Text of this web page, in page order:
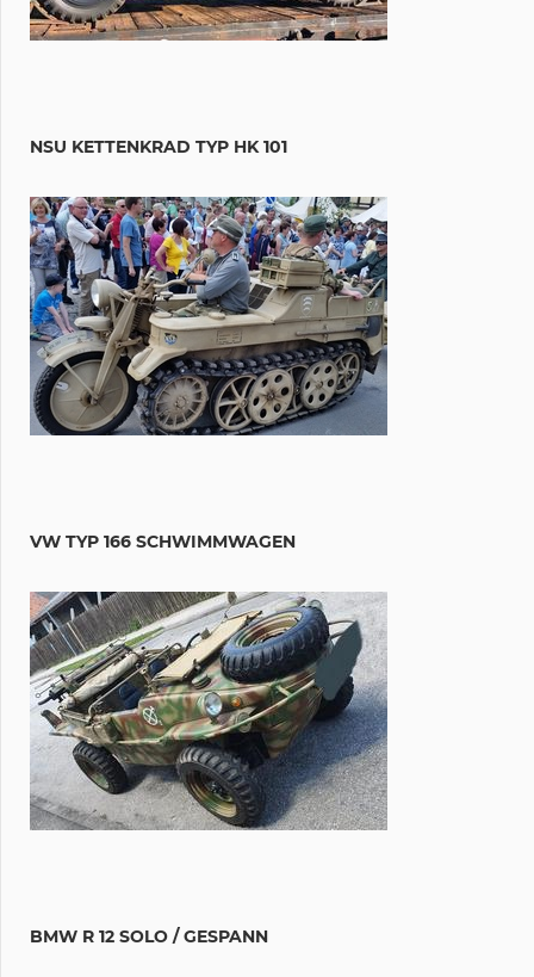
NSU KETTENKRAD TYP HK 101
VW TYP 166 SCHWIMMWAGEN
BMW R 12 SOLO / GESPANN